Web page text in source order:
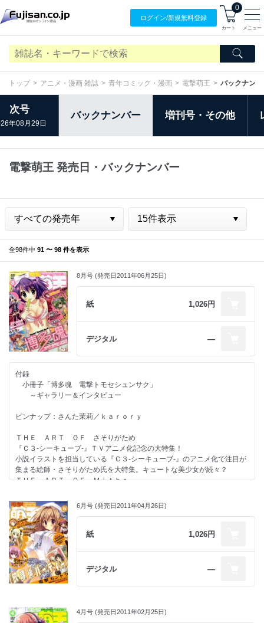
ログイン/新規無料登録
0
カート メニュー
トップ アニメ・漫画 雑誌 青年コミック・漫画 電撃萌王 バックナン
次号
年08月29日
バックナンバー 増刊号・その他
電撃萌王 発売日・バックナンバー
全98件中 91 〜 98 件を表示
8月号 (発売日2011年06月25日)
紙 1,026円
デジタル ―
付録
小冊子「博多魂 電撃トモセシュンサク」
～ギャラリー＆インタビュー
ピンナップ：さんた茉莉／ｋａｒｏｒｙ
ＴＨＥ ＡＲＴ ＯＦ さそりがため
『Ｃ３‐シーキューブ‐』ＴＶアニメ化記念の大特集！
小説イラストを担当している『Ｃ３‐シーキューブ‐』のアニメ化で注目が
集まる絵師・さそりがため氏を大特集。キュートな美少女が続々？
ＴＨＥ ＡＲＴ ＯＦ Ｍｉｔｈａ
Ｌｏｖｅｒｓ Ｔｅｎ ～大人気絵師１０名によるイラスト
◎ヒナユキウサ ／篤見唯子 ／みけおう ／みやま零
鶴崎貴大 ／狗神煌 ／るちえ ／ねこねこ
憂姫はぐれ ／駒都えーじ
萌絵萌絵コロシアム
「ぱんつ」
◎やまかぜ嵐／高橋てつや／Ｙｕｋｉ／双織ありさ …
画集 おとなの萌王 テーマ：魔法少女
［ノベル＆コミック］
6月号 (発売日2011年04月26日)
紙 1,026円
デジタル ―
4月号 (発売日2011年02月25日)